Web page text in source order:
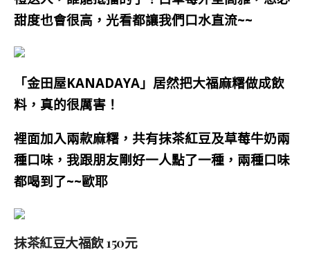
甜度也會很高，光看都讓我們口水直流~~
「金田屋KANADAYA」居然把大福麻糬做成飲
料，真的很厲害！
裡面加入兩款麻糬，共有抹茶紅豆及草莓牛奶兩
種口味，我跟朋友剛好一人點了一種，兩種口味
都喝到了~~歐耶
抹茶紅豆大福飲 150元